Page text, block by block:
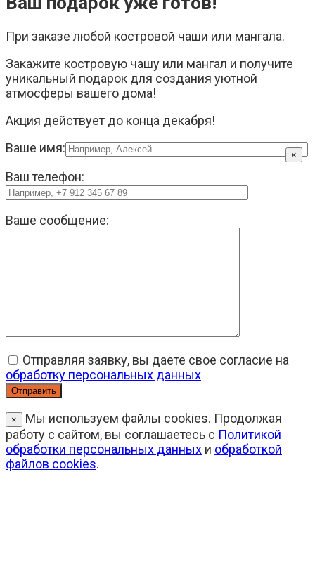
При заказе любой костровой чаши или мангала.
Закажите костровую чашу или мангал и получите
уникальный подарок для создания уютной
атмосферы вашего дома!
Акция действует до конца декабря!
×
Ваше имя:
Ваш телефон:
Ваше сообщение:
Отправляя заявку, вы даете свое согласие на
обработку персональных данных
×
Мы используем файлы cookies. Продолжая
работу с сайтом, вы соглашаетесь с Политикой
обработки персональных данных и обработкой
файлов cookies.